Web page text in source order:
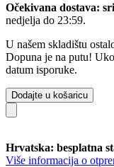
Očekivana dostava:
nedjelja do 23:59.
U našem skladištu
Dopuna je na putu!
datum isporuke.
Dodajte u košaricu
Hrvatska: besplatna
Više informacija o